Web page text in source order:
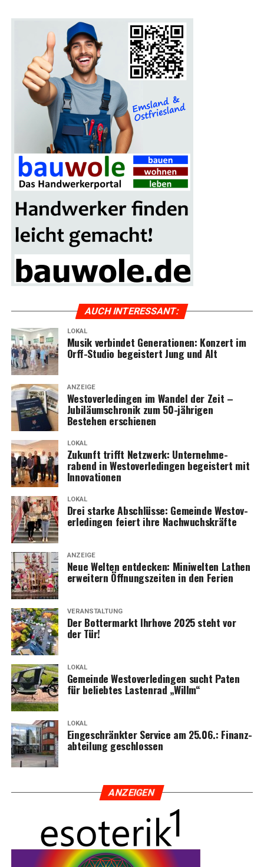
AUCH INTER­ES­SANT:
LOKAL
Musik ver­bin­det Gene­ra­tio­nen: Kon­zert im
Orff-Stu­dio begeis­tert Jung und Alt
ANZEIGE
Wes­t­ov­er­le­din­gen im Wan­del der Zeit –
Jubi­lä­umschro­nik zum 50-jäh­ri­gen
Bestehen erschienen
LOKAL
Zukunft trifft Netz­werk: Unter­neh­me­
rabend in Wes­t­ov­er­le­din­gen begeis­tert mit
Innovationen
LOKAL
Drei star­ke Abschlüs­se: Gemein­de Wes­t­ov­
er­le­din­gen fei­ert ihre Nachwuchskräfte
ANZEIGE
Neue Wel­ten ent­de­cken: Mini­wel­ten Lathen
erwei­tern Öff­nungs­zei­ten in den Ferien
VERANSTALTUNG
Der Bot­ter­markt Ihr­ho­ve 2025 steht vor
der Tür!
LOKAL
Gemein­de Wes­t­ov­er­le­din­gen sucht Paten
für belieb­tes Las­ten­rad „Willm“
LOKAL
Ein­ge­schränk­ter Ser­vice am 25.06.: Finanz­
ab­tei­lung geschlossen
ANZEI­GEN